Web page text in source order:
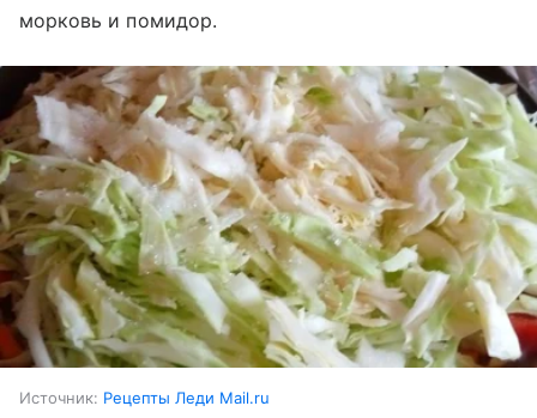
морковь и помидор.
Источник: Рецепты Леди Mail.ru